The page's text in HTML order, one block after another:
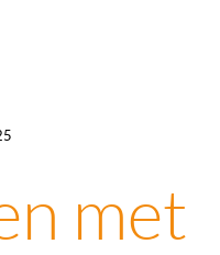
met